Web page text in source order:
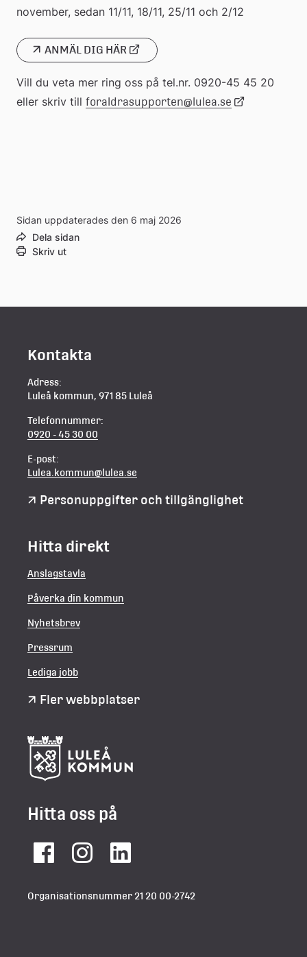
november, sedan 11/11, 18/11, 25/11 och 2/12
ANMÄL DIG HÄR
Länk
till
extern
Vill du veta mer ring oss på tel.nr. 0920-45 45 20
eller skriv till foraldrasupporten@lulea.se Länk
Sidan uppdaterades den 6 maj 2026
Dela sidan
Skriv ut
Kontakta
Adress:
Luleå kommun, 971 85 Luleå
Telefonnummer:
0920 - 45 30 00
E-post:
Lulea.kommun@lulea.se
Personuppgifter och tillgänglighet
Hitta direkt
Anslagstavla
Påverka din kommun
Nyhetsbrev
Pressrum
Lediga jobb
Fler webbplatser
Hitta oss på
FacebookInstagramLinkedIn
Organisationsnummer 21 20 00-2742